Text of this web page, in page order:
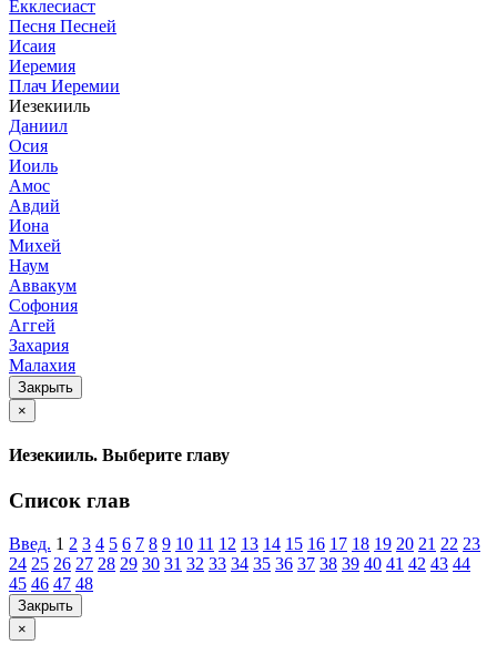
Екклесиаст
Песня Песней
Исаия
Иеремия
Плач Иеремии
Иезекииль
Даниил
Осия
Иоиль
Амос
Авдий
Иона
Михей
Наум
Аввакум
Софония
Аггей
Захария
Малахия
Закрыть
×
Иезекииль. Выберите главу
Список глав
Введ. 1 2 3 4 5 6 7 8 9 10 11 12 13 14 15 16 17 18 19 20 21 22 23
24 25 26 27 28 29 30 31 32 33 34 35 36 37 38 39 40 41 42 43 44
45 46 47 48
Закрыть
×